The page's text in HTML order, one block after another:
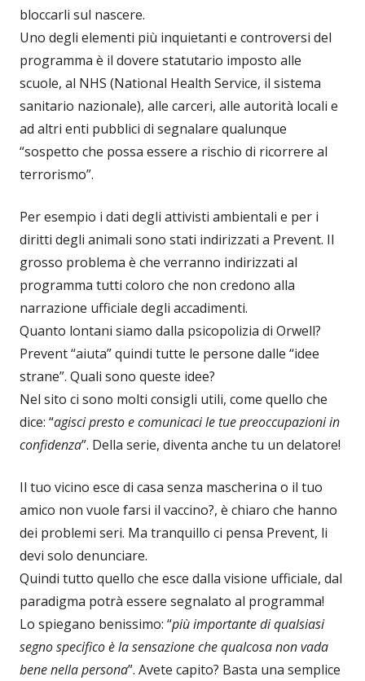
bloccarli sul nascere.
Uno degli elementi più inquietanti e controversi del
programma è il dovere statutario imposto alle
scuole, al NHS (National Health Service, il sistema
sanitario nazionale), alle carceri, alle autorità locali e
ad altri enti pubblici di segnalare qualunque
“sospetto che possa essere a rischio di ricorrere al
terrorismo”.
Per esempio i dati degli attivisti ambientali e per i
diritti degli animali sono stati indirizzati a Prevent. Il
grosso problema è che verranno indirizzati al
programma tutti coloro che non credono alla
narrazione ufficiale degli accadimenti.
Quanto lontani siamo dalla psicopolizia di Orwell?
Prevent “aiuta” quindi tutte le persone dalle “idee
strane”. Quali sono queste idee?
Nel sito ci sono molti consigli utili, come quello che
dice: “agisci presto e comunicaci le tue preoccupazioni in
confidenza”. Della serie, diventa anche tu un delatore!
Il tuo vicino esce di casa senza mascherina o il tuo
amico non vuole farsi il vaccino?, è chiaro che hanno
dei problemi seri. Ma tranquillo ci pensa Prevent, li
devi solo denunciare.
Quindi tutto quello che esce dalla visione ufficiale, dal
paradigma potrà essere segnalato al programma!
Lo spiegano benissimo: “più importante di qualsiasi
segno specifico è la sensazione che qualcosa non vada
bene nella persona”. Avete capito? Basta una semplice